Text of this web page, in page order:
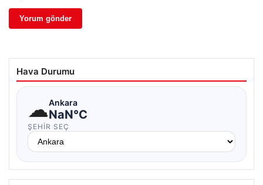
Hava Durumu
☁Ankara
NaN°C
ŞEHIR SEÇ